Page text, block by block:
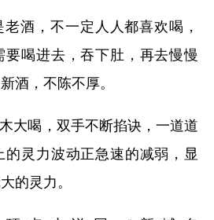
酒，不一定人人都喜欢喝，
喝进去，吞下肚，再去慢慢
酒，不陈不厚。
大喝，双手不断掐诀，一道道
灵力波动正急速的减弱，显
的灵力。